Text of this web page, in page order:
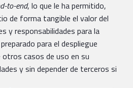
to-end, lo que le ha permitido,
de forma tangible el valor del
y responsabilidades para la
para el despliegue
casos de uso en su
y sin depender de terceros si